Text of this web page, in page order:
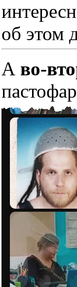
об этом
А во-